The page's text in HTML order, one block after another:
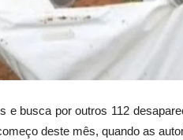
e busca por outros 112
deste mês, quando as